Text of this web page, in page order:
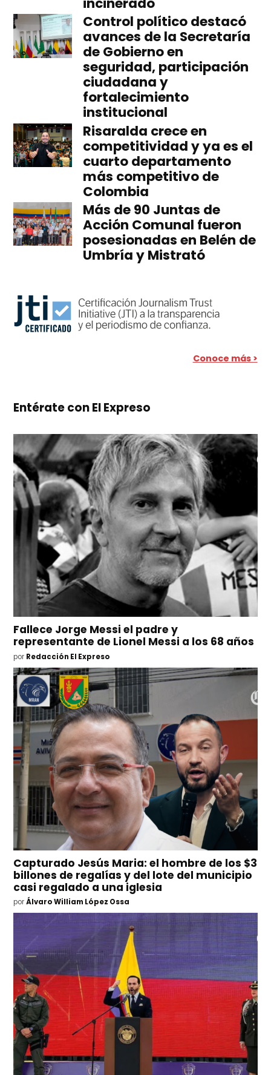
Control político destacó
avances de la Secretaría
de Gobierno en
seguridad, participación
ciudadana y
fortalecimiento
institucional
Risaralda crece en
competitividad y ya es el
cuarto departamento
más competitivo de
Colombia
Más de 90 Juntas de
Acción Comunal fueron
posesionadas en Belén de
Umbría y Mistrató
Conoce más >
Entérate con El Expreso
Fallece Jorge Messi el padre y
representante de Lionel Messi a los 68 años
por Redacción El Expreso
Capturado Jesús Maria: el hombre de los $3
billones de regalías y del lote del municipio
casi regalado a una iglesia
por Álvaro William López Ossa